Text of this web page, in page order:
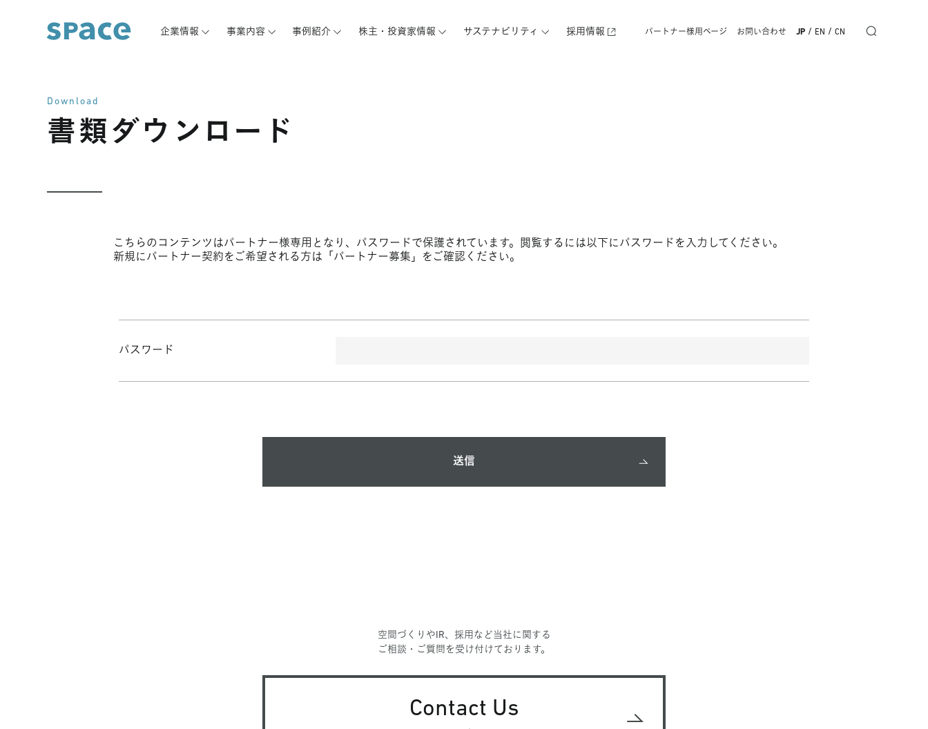
企業情報 事業内容 事例紹介 株主・投資家情報 サステナビリティ 採用情報 パートナー様用ページ お問い合わせ JP / EN / CN
Download
書類ダウンロード
こちらのコンテンツはパートナー様専用となり、パスワードで保護されています。閲覧するには以下にパスワードを入力してください。​
新規にパートナー契約をご希望される方は「パートナー募集」をご確認ください。​
パスワード
空間づくりやIR、採用など当社に関する
ご相談・ご質問を受け付けております。
Contact Us